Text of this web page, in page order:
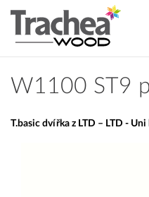
W1100 ST9
T.basic dvířka z LTD – LTD - Uni